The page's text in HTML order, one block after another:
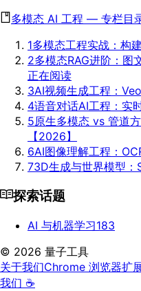
多模态 AI 工程 — 专栏目
1多模态工程实战：构
2多模态RAG进阶：图
正在阅读
3AI视频生成工程：
4语音对话AI工程：实
5原生多模态 vs 管道
【2026】
6AI图像理解工程：
73D生成与世界模型
探索话题
AI 与机器学习183
© 2026 量子工具
关于我们Chrome 浏览器扩
我们 ☕